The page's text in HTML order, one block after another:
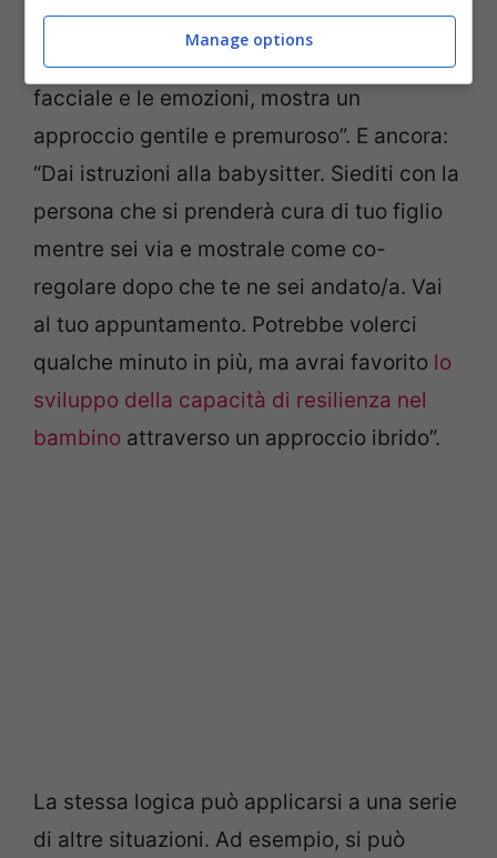
qualche minuto per ‘co-regolare’ e
attraverso la tua voce, l’espressione
facciale e le emozioni, mostra un
approccio gentile e premuroso”. E ancora:
“Dai istruzioni alla babysitter. Siediti con la
persona che si prenderà cura di tuo figlio
mentre sei via e mostrale come co-
regolare dopo che te ne sei andato/a. Vai
al tuo appuntamento. Potrebbe volerci
qualche minuto in più, ma avrai favorito lo
sviluppo della capacità di resilienza nel
bambino attraverso un approccio ibrido”.
La stessa logica può applicarsi a una serie
di altre situazioni. Ad esempio, si può
Manage options